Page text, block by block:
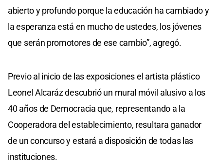
abierto y profundo porque la educación ha cambiado y
la esperanza está en mucho de ustedes, los jóvenes
que serán promotores de ese cambio”, agregó.
Previo al inicio de las exposiciones el artista plástico
Leonel Alcaráz descubrió un mural móvil alusivo a los
40 años de Democracia que, representando a la
Cooperadora del establecimiento, resultara ganador
de un concurso y estará a disposición de todas las
instituciones.